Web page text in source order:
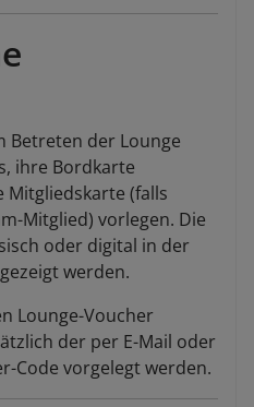
Betreten der Lounge
ihre Bordkarte
Mitgliedskarte (falls
Mitglied) vorlegen. Die
oder digital in der
werden.
Lounge-Voucher
der per E-Mail oder
Code vorgelegt werden.